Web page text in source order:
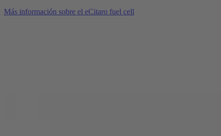
Más información sobre el eCitaro fuel cell